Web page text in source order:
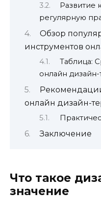
Развитие
регулярную
Обзор
инструментов
Таблица:
онлайн
онлайн дизайн-
Заключение
Что такое
значение